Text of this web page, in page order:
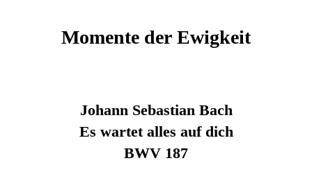
Momente der Ewigkeit
Johann Sebastian Bach
Es wartet alles auf dich
BWV 187